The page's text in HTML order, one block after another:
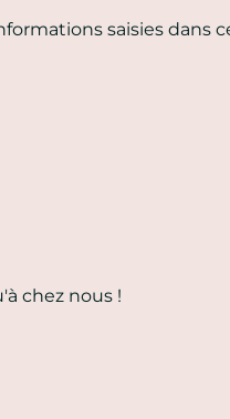
saisies dans
chez nous !